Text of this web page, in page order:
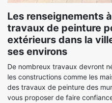
Les renseignements
travaux de peinture
extérieurs dans la
ses environs
De nombreux travaux devront
les constructions comme les
des travaux de peinture des
vous proposer de faire